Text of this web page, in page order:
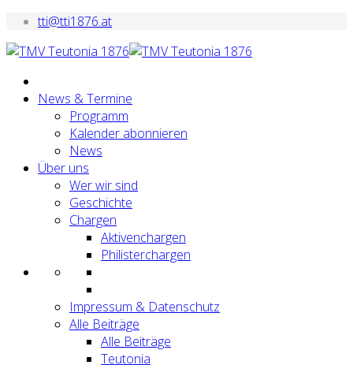
tti@tti1876.at
News & Termine
Programm
Kalender abonnieren
News
Über uns
Wer wir sind
Geschichte
Chargen
Aktivenchargen
Philisterchargen
Impressum & Datenschutz
Alle Beiträge
Alle Beiträge
Teutonia